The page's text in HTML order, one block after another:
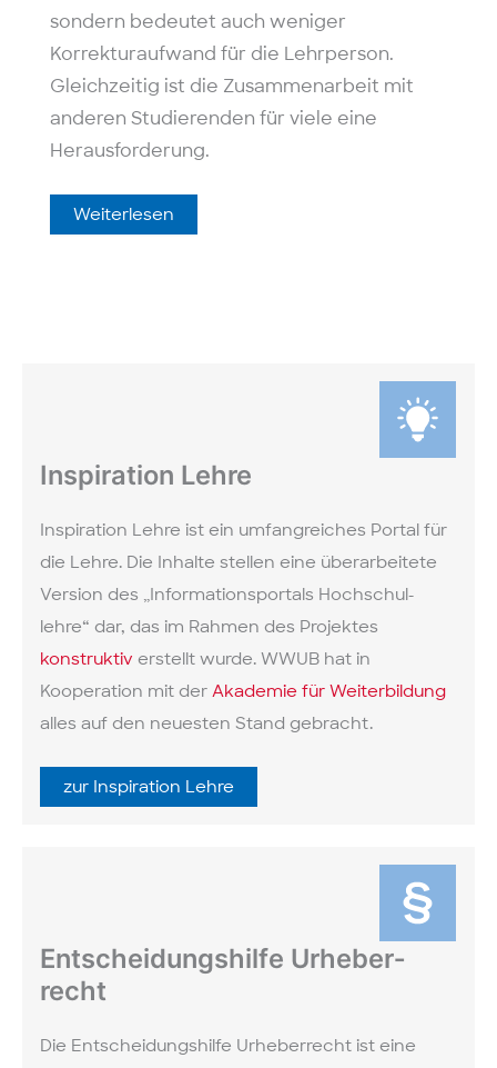
sondern bedeutet auch weniger
Korrekturaufwand für die Lehrperson.
Gleichzeitig ist die Zusammenarbeit mit
anderen Studierenden für viele eine
Herausforderung.
‚Kick-
Weiterlesen
Inspiration Lehre
Inspiration Lehre ist ein umfang­reiches Portal für
die Lehre. Die Inhalte stellen eine über­arbeitete
Version des „Informations­portals Hochschul­
lehre“ dar, das im Rahmen des Projektes
konstruktiv erstellt wurde. WWUB hat in
Kooperation mit der Akademie für Weiterbildung
alles auf den neuesten Stand gebracht.
zur Inspiration Lehre
Ent­scheidungs­hilfe Urheber­
recht
Die Entscheidungs­hilfe Urheber­recht ist eine